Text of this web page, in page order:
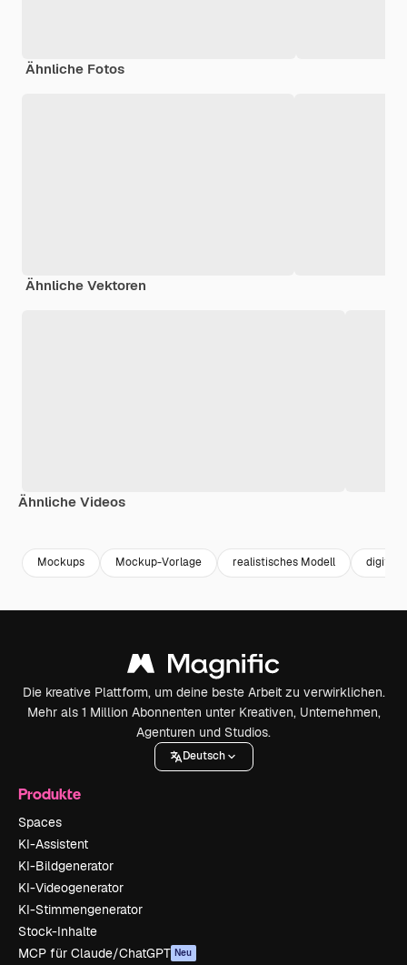
Ähnliche Fotos
Ähnliche Vektoren
Ähnliche Videos
Mockups Mockup-Vorlage realistisches Modell
Die kreative Plattform, um deine beste Arbeit zu verwirklichen.
Mehr als 1 Million Abonnenten unter Kreativen, Unternehmen,
Agenturen und Studios.
Deutsch
Produkte
Spaces
KI-Assistent
KI-Bildgenerator
KI-Videogenerator
KI-Stimmengenerator
Stock-Inhalte
MCP für Claude/ChatGPT Neu